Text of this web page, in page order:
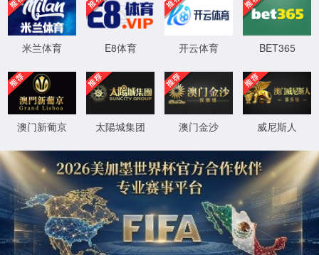
4 4
返回首页